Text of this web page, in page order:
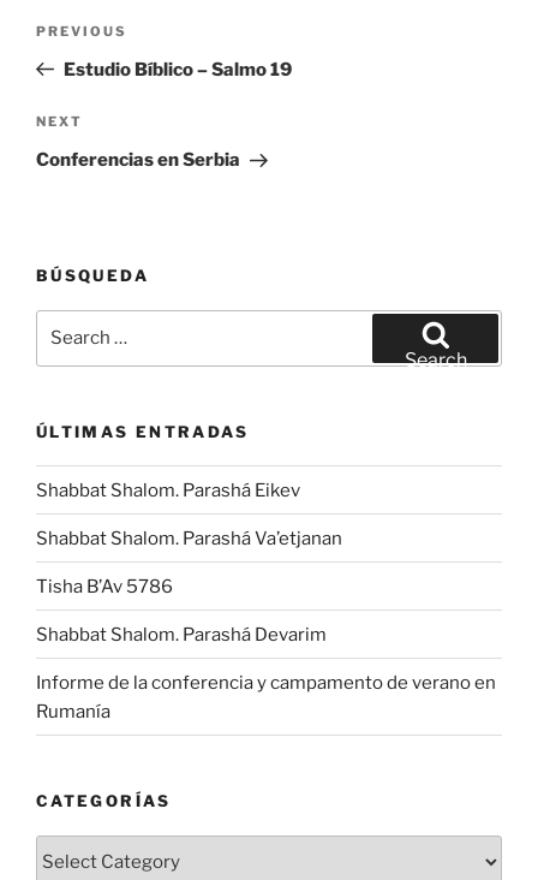
Previous
Post
PREVIOUS
Estudio Bíblico – Salmo 19
Next
Post
NEXT
Conferencias en Serbia
BÚSQUEDA
Search
ÚLTIMAS ENTRADAS
Shabbat Shalom. Parashá Eikev
Shabbat Shalom. Parashá Va’etjanan
Tisha B’Av 5786
Shabbat Shalom. Parashá Devarim
Informe de la conferencia y campamento de verano en
Rumanía
CATEGORÍAS
Categorías